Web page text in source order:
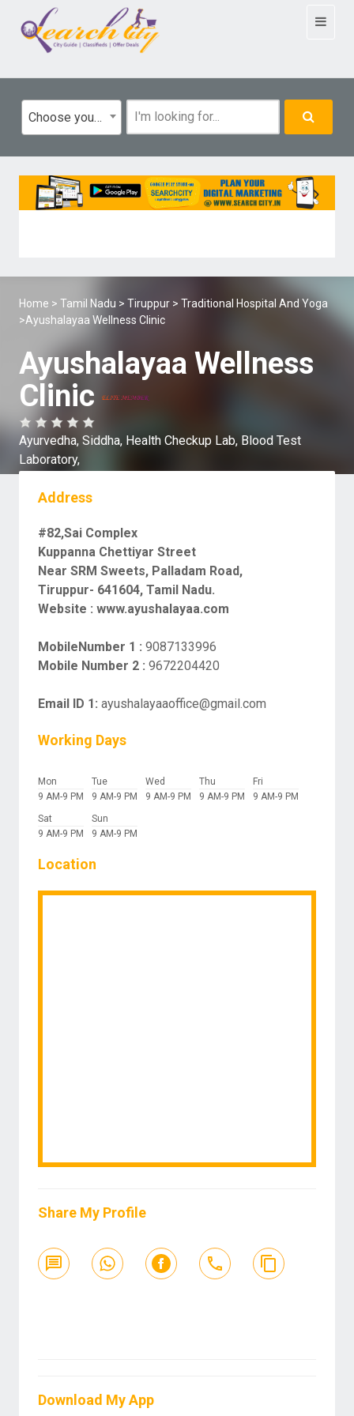
Toggle
Choose your category
Home > Tamil Nadu > Tiruppur > Traditional Hospital And Yoga
>Ayushalayaa Wellness Clinic
Ayushalayaa Wellness
Clinic
Ayurvedha, Siddha, Health Checkup Lab, Blood Test
Laboratory,
Address
#82,Sai Complex
Kuppanna Chettiyar Street
Near SRM Sweets, Palladam Road,
Tiruppur- 641604, Tamil Nadu.
Website : www.ayushalayaa.com
MobileNumber 1 : 9087133996
Mobile Number 2 : 9672204420
Email ID 1: ayushalayaaoffice@gmail.com
Working Days
Mon
9 AM-9 PM
Tue
9 AM-9 PM
Wed
9 AM-9 PM
Thu
9 AM-9 PM
Fri
9 AM-9 PM
Sat
9 AM-9 PM
Sun
9 AM-9 PM
Location
Share My Profile
Download My App